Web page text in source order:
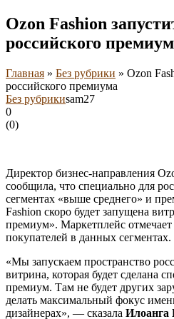
Ozon Fashion
российского
Главная » Без рубрики » Ozon
российского премиума
Без рубрикиsam27
0
(0)
Директор бизнес-направления
сообщила, что специально для
сегментах «выше среднего» и
Fashion скоро будет запущена
премиум». Маркетплейс
покупателей в данных сегментах.
«Мы запускаем пространство
витрина, которая будет сделана
премиум. Там не будет других
делать максимальный фокус
дизайнерах», — сказала Илоанга